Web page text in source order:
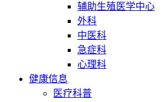
辅助生殖医学中心
外科
中医科
急症科
心理科
健康信息
医疗科普